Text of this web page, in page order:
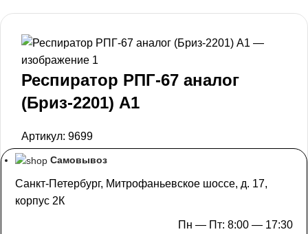
Респиратор РПГ-67 аналог
(Бриз-2201) А1
Артикул: 9699
Самовывоз
Санкт-Петербург, Митрофаньевское шоссе, д. 17,
корпус 2К
Пн — Пт: 8:00 — 17:30